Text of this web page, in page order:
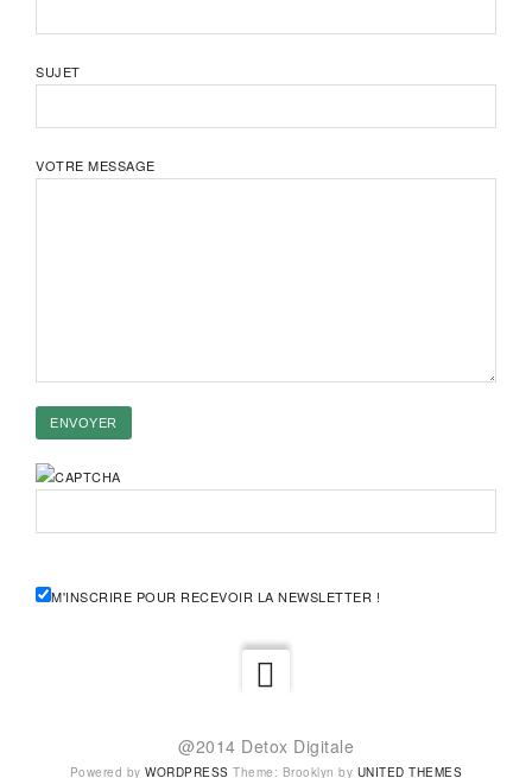
SUJET
VOTRE MESSAGE
M'INSCRIRE POUR RECEVOIR LA NEWSLETTER !
@2014 Detox Digitale
Powered byWORDPRESS Theme: Brooklyn by UNITED THEMES